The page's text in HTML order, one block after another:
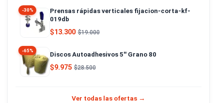
-30%
Prensas rápidas verticales fijacion-corta-kf-
019db
$13.300 $19.000
-65%
Discos Autoadhesivos 5'' Grano 80
$9.975 $28.500
Ver todas las ofertas →